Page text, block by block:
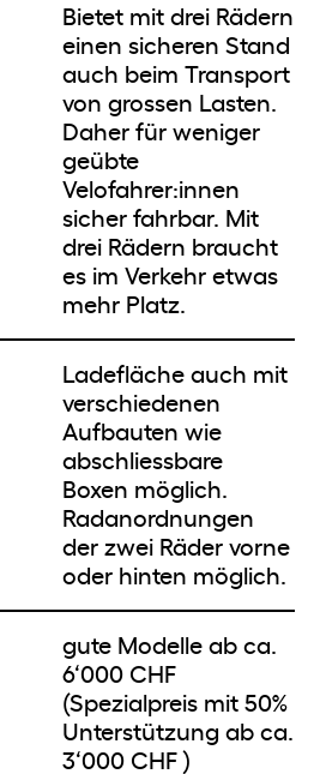
Bietet mit drei Rädern
einen sicheren Stand
auch beim Transport
von grossen Lasten.
Daher für weniger
geübte
Velofahrer:innen
sicher fahrbar. Mit
drei Rädern braucht
es im Verkehr etwas
mehr Platz.
Ladefläche auch mit
verschiedenen
Aufbauten wie
abschliessbare
Boxen möglich.
Radanordnungen
der zwei Räder vorne
oder hinten möglich.
gute Modelle ab ca.
6‘000 CHF
(Spezialpreis mit 50%
Unterstützung ab ca.
3‘000 CHF )